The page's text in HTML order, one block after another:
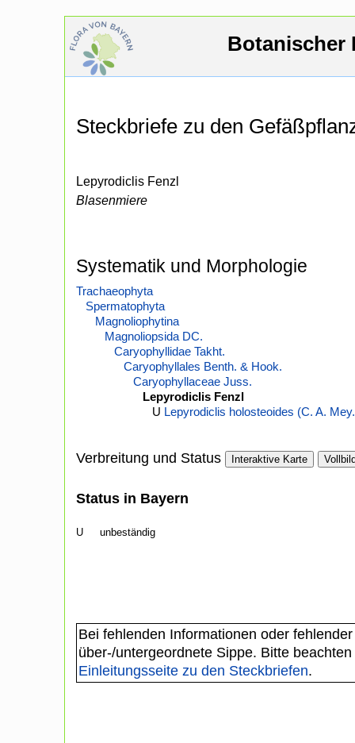
Botanischer
Steckbriefe zu den
Lepyrodiclis Fenzl
Blasenmiere
Systematik und Morphologie
Trachaeophyta
Spermatophyta
Magnoliophytina
Magnoliopsida DC.
Caryophyllidae Takht.
Caryophyllales Benth. & Hook.
Caryophyllaceae Juss.
Lepyrodiclis Fenzl
U Lepyrodiclis holosteoides (C. A.
Verbreitung und Status Interaktive Karte
Status in Bayern
U unbeständig
Bei fehlenden Informationen oder
über-/untergeordnete Sippe. Bitte
Einleitungsseite zu den Steckbriefen.